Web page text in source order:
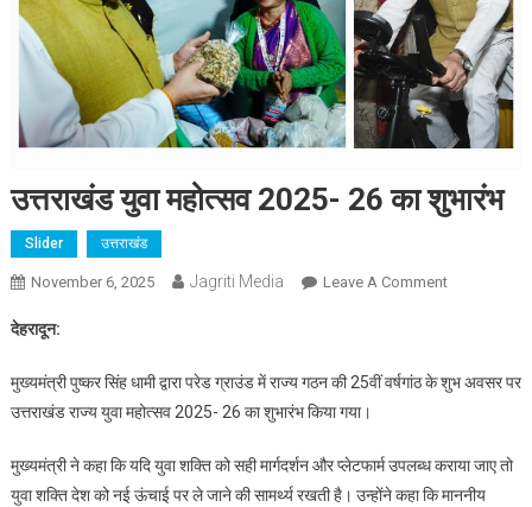
उत्तराखंड युवा महोत्सव 2025- 26 का शुभारंभ
Slider उत्तराखंड
November 6, 2025 Jagriti Media Leave A CommentOn
2025-
शुभारंभ
देहरादून:
मुख्यमंत्री पुष्कर सिंह धामी द्वारा परेड ग्राउंड में राज्य गठन की 25वीं वर्षगांठ के शुभ अवसर पर
उत्तराखंड राज्य युवा महोत्सव 2025- 26 का शुभारंभ किया गया।
मुख्यमंत्री ने कहा कि यदि युवा शक्ति को सही मार्गदर्शन और प्लेटफार्म उपलब्ध कराया जाए तो
युवा शक्ति देश को नई ऊंचाई पर ले जाने की सामर्थ्य रखती है। उन्होंने कहा कि माननीय